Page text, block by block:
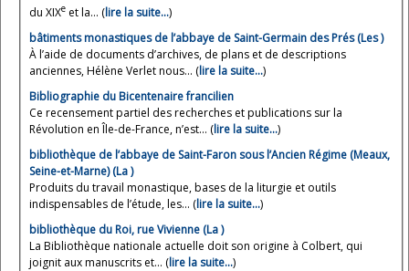
du XIXe et la... (lire la suite…)
bâtiments monastiques de l’abbaye de Saint-Germain des Prés (Les )
À l’aide de documents d’archives, de plans et de descriptions
anciennes, Hélène Verlet nous... (lire la suite…)
Bibliographie du Bicentenaire francilien
Ce recensement partiel des recherches et publications sur la
Révolution en Île-de-France, n’est... (lire la suite…)
bibliothèque de l’abbaye de Saint-Faron sous l’Ancien Régime (Meaux,
Seine-et-Marne) (La )
Produits du travail monastique, bases de la liturgie et outils
indispensables de l’étude, les... (lire la suite…)
bibliothèque du Roi, rue Vivienne (La )
La Bibliothèque nationale actuelle doit son origine à Colbert, qui
joignit aux manuscrits et... (lire la suite…)